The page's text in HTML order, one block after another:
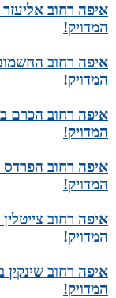
איפה רחוב
המדויק!
איפה רחוב
המדויק!
איפה רחוב הכרם
המדויק!
איפה רחוב
המדויק!
איפה רחוב
המדויק!
איפה רחוב
המדויק!